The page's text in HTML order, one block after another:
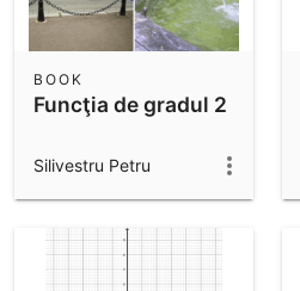
Funcţia de gradul 2
BOOK
Silivestru Petru